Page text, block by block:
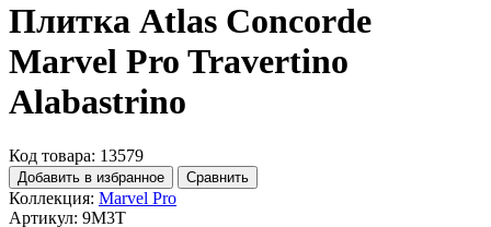
Плитка Atlas Concorde
Marvel Pro Travertino
Alabastrino
Код товара: 13579
Добавить в избранное Сравнить
Коллекция: Marvel Pro
Артикул: 9M3T